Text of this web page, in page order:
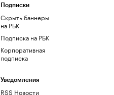
Подписки
Скрыть баннеры
на РБК
Подписка на РБК
Корпоративная
подписка
Уведомления
RSS Новости